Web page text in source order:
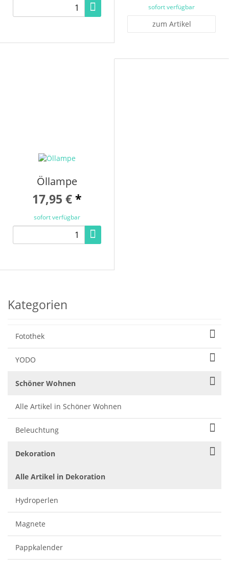
sofort verfügbar
zum Artikel
Öllampe
17,95 €*
sofort verfügbar
Kategorien
Fotothek
YODO
Schöner Wohnen
Alle Artikel in Schöner Wohnen
Beleuchtung
Dekoration
Alle Artikel in Dekoration
Hydroperlen
Magnete
Pappkalender